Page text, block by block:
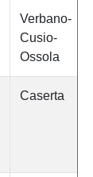
Verbano-
Cusio-
Ossola
Caserta